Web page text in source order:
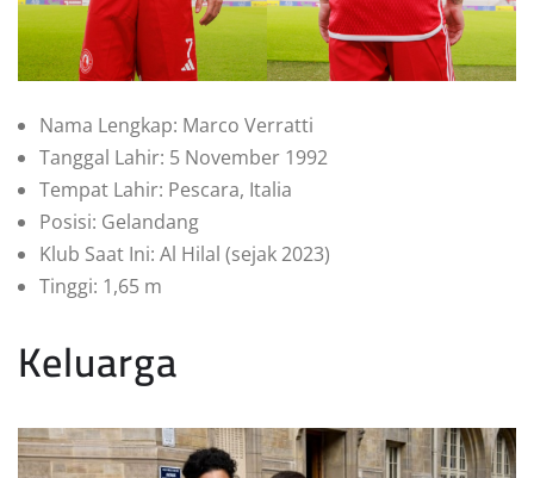
Nama Lengkap: Marco Verratti
Tanggal Lahir: 5 November 1992
Tempat Lahir: Pescara, Italia
Posisi: Gelandang
Klub Saat Ini: Al Hilal (sejak 2023)
Tinggi: 1,65 m
Keluarga